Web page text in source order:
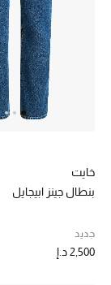
تسوقوا الآن
ما وصلنا حديثاً
النساء
خايت
بنطال جينز ابيجايل
جديد
2,500 د.إ